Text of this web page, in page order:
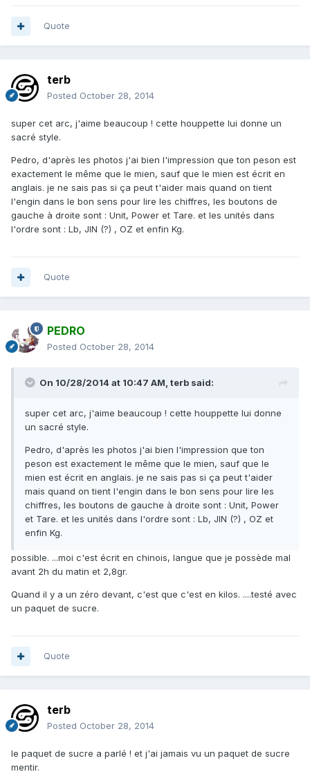
Quote
terb
Posted October 28, 2014
super cet arc, j'aime beaucoup ! cette houppette lui donne un
sacré style.
Pedro, d'après les photos j'ai bien l'impression que ton peson est
exactement le même que le mien, sauf que le mien est écrit en
anglais. je ne sais pas si ça peut t'aider mais quand on tient
l'engin dans le bon sens pour lire les chiffres, les boutons de
gauche à droite sont : Unit, Power et Tare. et les unités dans
l'ordre sont : Lb, JIN (?) , OZ et enfin Kg.
Quote
PEDRO
Posted October 28, 2014
On 10/28/2014 at 10:47 AM, terb said:
super cet arc, j'aime beaucoup ! cette houppette lui donne
un sacré style.
Pedro, d'après les photos j'ai bien l'impression que ton
peson est exactement le même que le mien, sauf que le
mien est écrit en anglais. je ne sais pas si ça peut t'aider
mais quand on tient l'engin dans le bon sens pour lire les
chiffres, les boutons de gauche à droite sont : Unit, Power
et Tare. et les unités dans l'ordre sont : Lb, JIN (?) , OZ et
enfin Kg.
possible. ...moi c'est écrit en chinois, langue que je possède mal
avant 2h du matin et 2,8gr.
Quand il y a un zéro devant, c'est que c'est en kilos. ....testé avec
un paquet de sucre.
Quote
terb
Posted October 28, 2014
le paquet de sucre a parlé ! et j'ai jamais vu un paquet de sucre
mentir.